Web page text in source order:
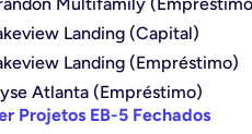
Multifamily
Landing (Capital)
Landing (Empréstimo)
Atlanta (Empréstimo)
Projetos EB-5 Fechados